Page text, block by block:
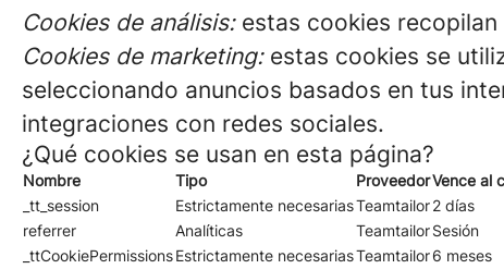
Cookies de análisis:estas cookies recopilan
Cookies de marketing:estas cookies se
seleccionando anuncios basados en tus
integraciones con redes sociales.
¿Qué cookies se usan en esta página?
Nombre Tipo ProveedorVence al
_tt_session
Estrictamente necesariasTeamtailor2 días
referrer
Analíticas TeamtailorSesión
_ttCookiePermissionsEstrictamente necesariasTeamtailor6 meses